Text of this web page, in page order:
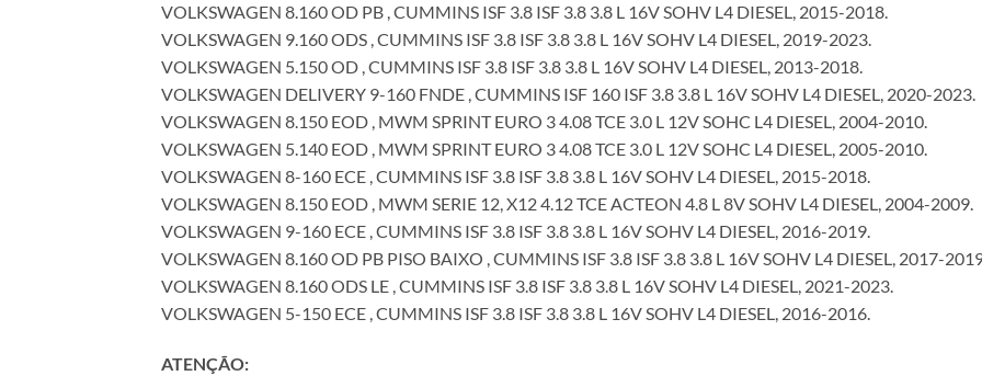
VOLKSWAGEN 8.160 OD PB , CUMMINS ISF 3.8 ISF 3.8 3.8 L 16V SOHV L4 DIESEL, 2015-2018.
VOLKSWAGEN 9.160 ODS , CUMMINS ISF 3.8 ISF 3.8 3.8 L 16V SOHV L4 DIESEL, 2019-2023.
VOLKSWAGEN 5.150 OD , CUMMINS ISF 3.8 ISF 3.8 3.8 L 16V SOHV L4 DIESEL, 2013-2018.
VOLKSWAGEN DELIVERY 9-160 FNDE , CUMMINS ISF 160 ISF 3.8 3.8 L 16V SOHV L4 DIESEL, 2020-2023.
VOLKSWAGEN 8.150 EOD , MWM SPRINT EURO 3 4.08 TCE 3.0 L 12V SOHC L4 DIESEL, 2004-2010.
VOLKSWAGEN 5.140 EOD , MWM SPRINT EURO 3 4.08 TCE 3.0 L 12V SOHC L4 DIESEL, 2005-2010.
VOLKSWAGEN 8-160 ECE , CUMMINS ISF 3.8 ISF 3.8 3.8 L 16V SOHV L4 DIESEL, 2015-2018.
VOLKSWAGEN 8.150 EOD , MWM SERIE 12, X12 4.12 TCE ACTEON 4.8 L 8V SOHV L4 DIESEL, 2004-2009.
VOLKSWAGEN 9-160 ECE , CUMMINS ISF 3.8 ISF 3.8 3.8 L 16V SOHV L4 DIESEL, 2016-2019.
VOLKSWAGEN 8.160 OD PB PISO BAIXO , CUMMINS ISF 3.8 ISF 3.8 3.8 L 16V SOHV L4 DIESEL, 2017-
VOLKSWAGEN 8.160 ODS LE , CUMMINS ISF 3.8 ISF 3.8 3.8 L 16V SOHV L4 DIESEL, 2021-2023.
VOLKSWAGEN 5-150 ECE , CUMMINS ISF 3.8 ISF 3.8 3.8 L 16V SOHV L4 DIESEL, 2016-2016.
ATENÇÃO: